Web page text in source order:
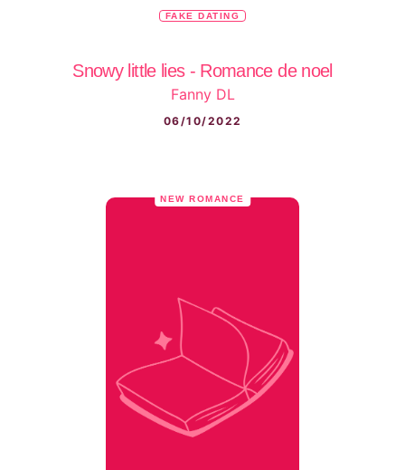
FAKE DATING
Snowy little lies - Romance de noel
Fanny DL
06/10/2022
NEW ROMANCE